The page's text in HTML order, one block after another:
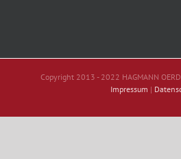
Copyright 2013 - 2022 HAGMANN
Impressum |